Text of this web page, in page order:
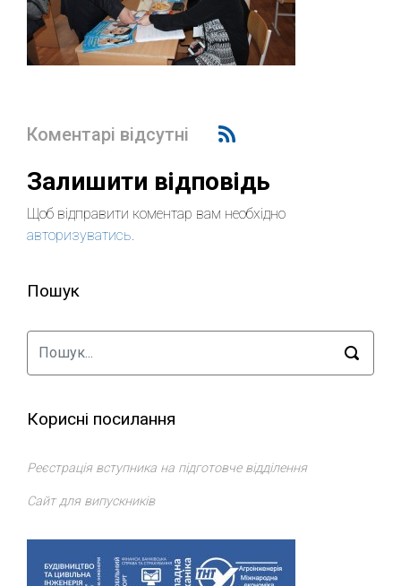
Коментарі відсутні
Залишити відповідь
Щоб відправити коментар вам необхідно
авторизуватись.
Пошук
Корисні посилання
Реєстрація вступника на підготовче відділення
Сайт для випускників